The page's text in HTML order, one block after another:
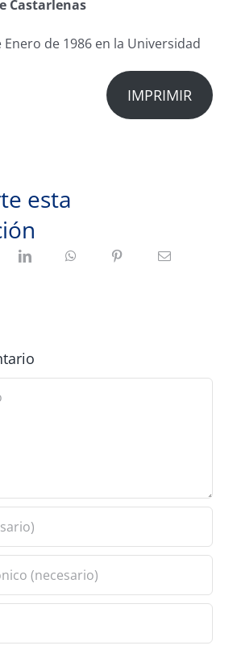
Castarlenas
de 1986 en la Universidad
IMPRIMIR
esta